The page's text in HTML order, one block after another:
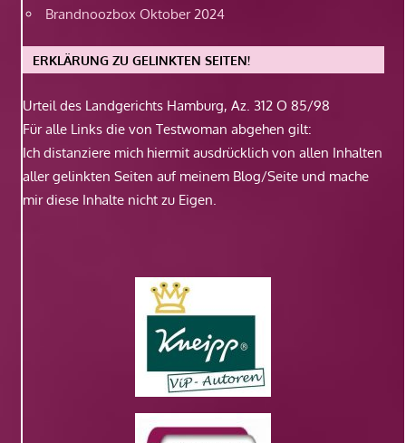
Brandnoozbox Oktober 2024
ERKLÄRUNG ZU GELINKTEN SEITEN!
Urteil des Landgerichts Hamburg, Az. 312 O 85/98
Für alle Links die von Testwoman abgehen gilt:
Ich distanziere mich hiermit ausdrücklich von allen Inhalten
aller gelinkten Seiten auf meinem Blog/Seite und mache
mir diese Inhalte nicht zu Eigen.